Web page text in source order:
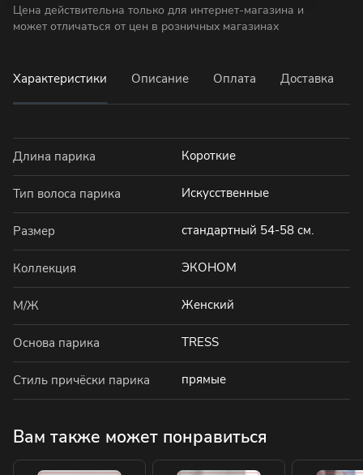
Цена действительна только для интернет-магазина и
может отличаться от цен в розничных магазинах
Характеристики Описание Оплата Доставка
Длина парика Короткие
Тип волоса парика Искусственные
Размер стандартный 54-58 см.
Коллекция ЭКОНОМ
М/Ж Женский
Основа парика TRESS
Стиль причёски парика прямые
Вам также может понравиться